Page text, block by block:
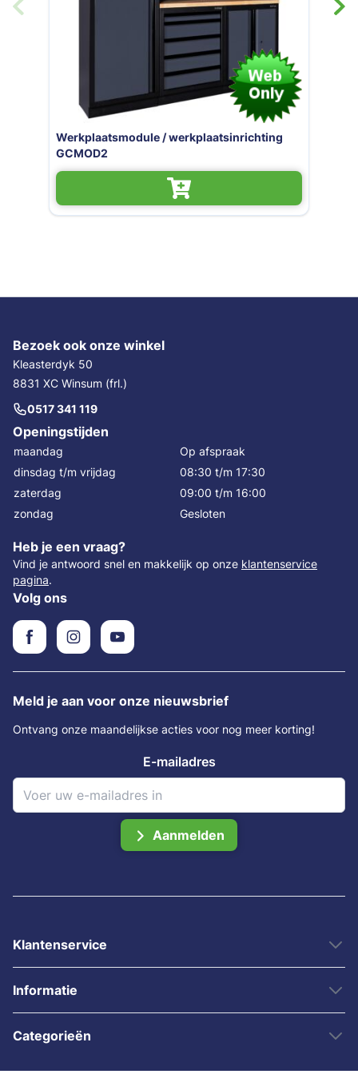
Güde werkplaatsinrichting /
werkplaatsmodule / werkbankset
Bezoek ook onze winkel
Kleasterdyk 50
8831 XC Winsum (frl.)
0517 341 119
Openingstijden
maandag
Op afspraak
dinsdag t/m vrijdag
08:30 t/m 17:30
zaterdag
09:00 t/m 16:00
zondag
Gesloten
Heb je een vraag?
Vind je antwoord snel en makkelijk op onze klantenservice
pagina.
Volg ons
Meld je aan voor onze nieuwsbrief
Ontvang onze maandelijkse acties voor nog meer korting!
E-mailadres
Aanmelden
Klantenservice
Informatie
Categorieën